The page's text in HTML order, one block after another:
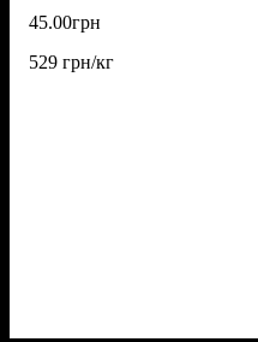
45.00грн
529 грн/кг